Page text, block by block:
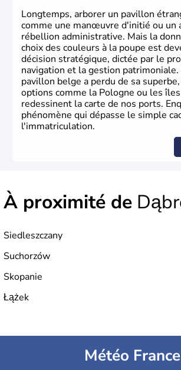
Longtemps, arborer un pavillon
comme une manœuvre d'initié ou un
rébellion administrative. Mais la
choix des couleurs à la poupe est
décision stratégique, dictée par le
navigation et la gestion
pavillon belge a perdu de sa
options comme la Pologne ou les
redessinent la carte de nos ports.
phénomène qui dépasse le simple
l'immatriculation.
À proximité de
Siedleszczany
Suchorzów
Skopanie
Łążek
Météo France